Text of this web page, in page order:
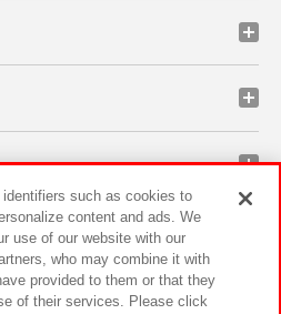
such as cookies to
content and ads. We
use of our website with our
who may combine it with
provided to them or that they
of their services. Please click